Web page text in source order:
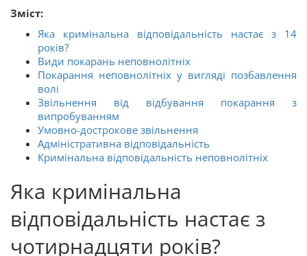
Зміст:
Яка кримінальна відповідальність настає з 14
років?
Види покарань неповнолітніх
Покарання неповнолітніх у вигляді позбавлення
волі
Звільнення від відбування покарання з
випробуванням
Умовно-дострокове звільнення
Адміністративна відповідальність
Кримінальна відповідальність неповнолітніх
Яка кримінальна
відповідальність настає з
чотирнадцяти років?